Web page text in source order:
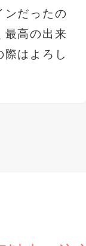
ンだったの
最高の出来
はよろし